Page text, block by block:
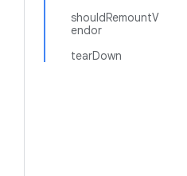
shouldRemountV
endor
tearDown